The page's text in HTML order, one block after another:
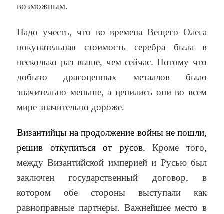
возможным.
Надо учесть, что во времена Вещего Олега
покупательная стоимость серебра была в
несколько раз выше, чем сейчас. Потому что
добыто драгоценных металлов было
значительно меньше, а ценились они во всем
мире значительно дороже.
Византийцы на продолжение войны не пошли,
решив откупиться от русов.Кроме того,
между Византийской империей и Русью был
заключен государственный договор, в
котором обе стороны выступали как
равноправные партнеры. Важнейшее место в